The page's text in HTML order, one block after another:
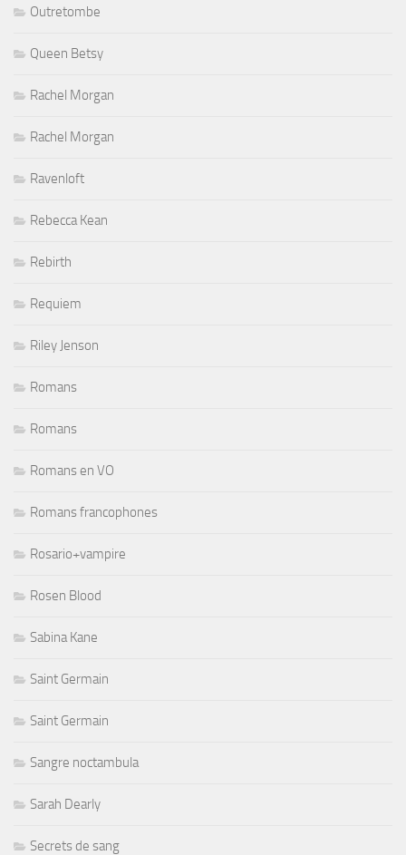
Outretombe
Queen Betsy
Rachel Morgan
Rachel Morgan
Ravenloft
Rebecca Kean
Rebirth
Requiem
Riley Jenson
Romans
Romans
Romans en VO
Romans francophones
Rosario+vampire
Rosen Blood
Sabina Kane
Saint Germain
Saint Germain
Sangre noctambula
Sarah Dearly
Secrets de sang